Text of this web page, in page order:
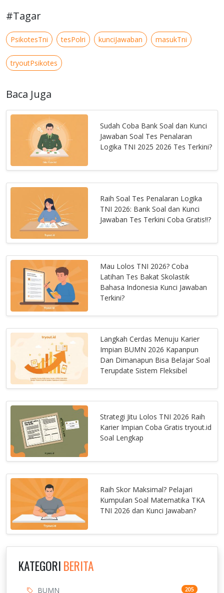
#Tagar
PsikotesTni tesPolri kunciJawaban masukTni
tryoutPsikotes
Baca Juga
Sudah Coba Bank Soal dan Kunci
Jawaban Soal Tes Penalaran
Logika TNI 2025 2026 Tes Terkini?
Raih Soal Tes Penalaran Logika
TNI 2026: Bank Soal dan Kunci
Jawaban Tes Terkini Coba Gratis!!?
Mau Lolos TNI 2026? Coba
Latihan Tes Bakat Skolastik
Bahasa Indonesia Kunci Jawaban
Terkini?
Langkah Cerdas Menuju Karier
Impian BUMN 2026 Kapanpun
Dan Dimanapun Bisa Belajar Soal
Terupdate Sistem Fleksibel
Strategi Jitu Lolos TNI 2026 Raih
Karier Impian Coba Gratis tryout.id
Soal Lengkap
Raih Skor Maksimal? Pelajari
Kumpulan Soal Matematika TKA
TNI 2026 dan Kunci Jawaban?
KATEGORI BERITA
BUMN 205